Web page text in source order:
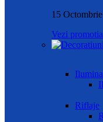
15
Vezi promotia
Riflaje